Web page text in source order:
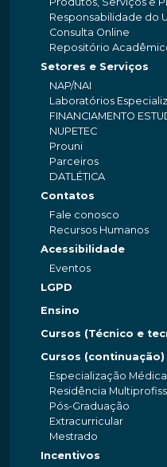
Responsabilidade do
Consulta Online
Repositório
Setores e Serviços
NAP/NAI
Laboratórios
FINANCIAMENTO
NUPETEC
Prouni
Parceiros
DATLÉTICA
Contatos
Fale conosco
Recursos Humanos
Acessibilidade
Eventos
LGPD
Ensino
Cursos (Técnico e
Cursos (continuação)
Especialização Médica
Residência
Pós-Graduação
Extracurricular
Mestrado
Incentivos